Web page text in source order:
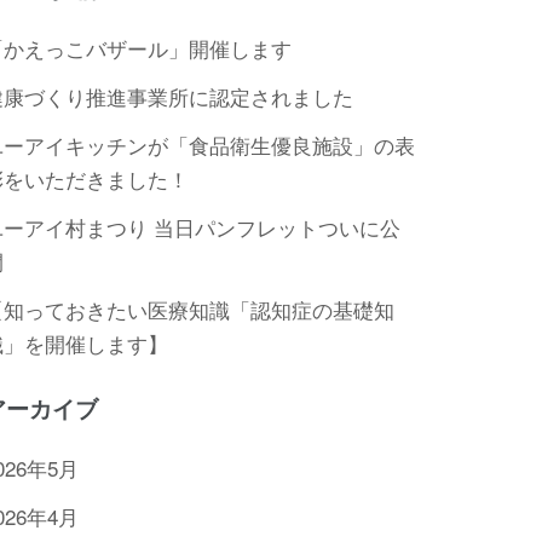
えっこバザール」開催します
づくり推進事業所に認定されました
アイキッチンが「食品衛生優良施設」の表
いただきました！
アイ村まつり 当日パンフレットついに公
っておきたい医療知識「認知症の基礎知
を開催します】
ーカイブ
年5月
年4月